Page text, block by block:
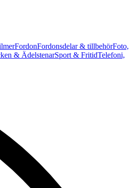
FordonFordonsdelar & tillbehörFoto,
& ÄdelstenarSport & FritidTelefoni,